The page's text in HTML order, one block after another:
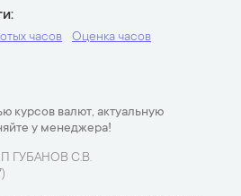
часов
Оценка часов
курсов валют, актуальную
у менеджера!
ГУБАНОВ С.В.